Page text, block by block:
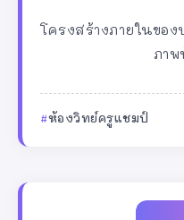
โครงสร้างภายในขอ
ภาพ
ห้องวิทย์ครูแชมป์